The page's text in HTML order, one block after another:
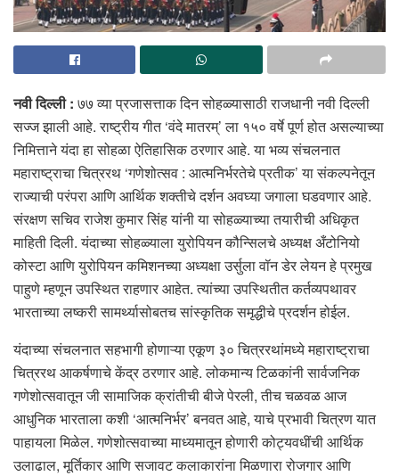
नवी दिल्ली : ७७ व्या प्रजासत्ताक दिन सोहळ्यासाठी राजधानी नवी दिल्ली
सज्ज झाली आहे. राष्ट्रीय गीत ‘वंदे मातरम्’ ला १५० वर्षे पूर्ण होत असल्याच्या
निमित्ताने यंदा हा सोहळा ऐतिहासिक ठरणार आहे. या भव्य संचलनात
महाराष्ट्राचा चित्ररथ ‘गणेशोत्सव : आत्मनिर्भरतेचे प्रतीक’ या संकल्पनेतून
राज्याची परंपरा आणि आर्थिक शक्तीचे दर्शन अवघ्या जगाला घडवणार आहे.
संरक्षण सचिव राजेश कुमार सिंह यांनी या सोहळ्याच्या तयारीची अधिकृत
माहिती दिली. यंदाच्या सोहळ्याला युरोपियन कौन्सिलचे अध्यक्ष अँटोनियो
कोस्टा आणि युरोपियन कमिशनच्या अध्यक्षा उर्सुला वॉन डेर लेयन हे प्रमुख
पाहुणे म्हणून उपस्थित राहणार आहेत. त्यांच्या उपस्थितीत कर्तव्यपथावर
भारताच्या लष्करी सामर्थ्यासोबतच सांस्कृतिक समृद्धीचे प्रदर्शन होईल.
यंदाच्या संचलनात सहभागी होणाऱ्या एकूण ३० चित्ररथांमध्ये महाराष्ट्राचा
चित्ररथ आकर्षणाचे केंद्र ठरणार आहे. लोकमान्य टिळकांनी सार्वजनिक
गणेशोत्सवातून जी सामाजिक क्रांतीची बीजे पेरली, तीच चळवळ आज
आधुनिक भारताला कशी ‘आत्मनिर्भर’ बनवत आहे, याचे प्रभावी चित्रण यात
पाहायला मिळेल. गणेशोत्सवाच्या माध्यमातून होणारी कोट्यवधींची आर्थिक
उलाढाल, मूर्तिकार आणि सजावट कलाकारांना मिळणारा रोजगार आणि